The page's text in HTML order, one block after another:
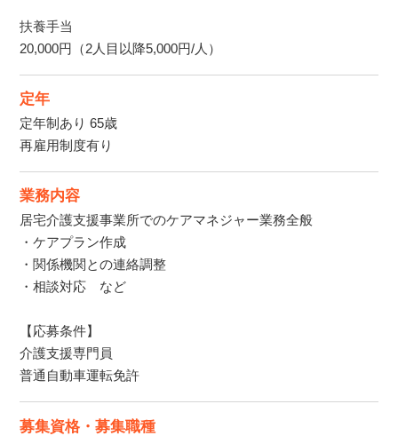
扶養手当
20,000円（2人目以降5,000円/人）
定年
定年制あり 65歳
再雇用制度有り
業務内容
居宅介護支援事業所でのケアマネジャー業務全般
・ケアプラン作成
・関係機関との連絡調整
・相談対応 など
【応募条件】
介護支援専門員
普通自動車運転免許
募集資格・募集職種